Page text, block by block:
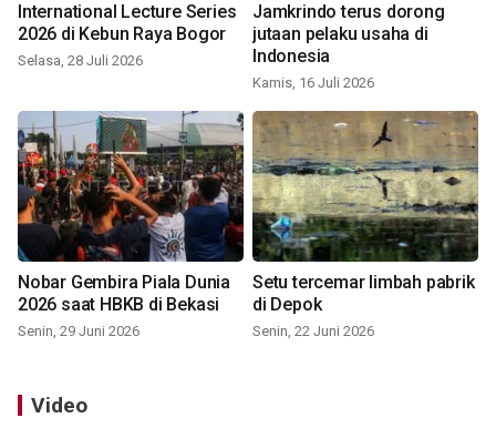
International Lecture Series
2026 di Kebun Raya Bogor
Selasa, 28 Juli 2026
Jamkrindo terus dorong
jutaan pelaku usaha di
Indonesia
Kamis, 16 Juli 2026
Nobar Gembira Piala Dunia
2026 saat HBKB di Bekasi
Senin, 29 Juni 2026
Setu tercemar limbah pabrik
di Depok
Senin, 22 Juni 2026
Video